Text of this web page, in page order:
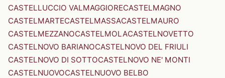
CASTELLUCCIO VALMAGGIORECASTELMAGNO
CASTELMARTECASTELMASSACASTELMAURO
CASTELMEZZANOCASTELMOLACASTELNOVETTO
CASTELNOVO BARIANOCASTELNOVO DEL FRIULI
CASTELNOVO DI SOTTOCASTELNOVO NE' MONTI
CASTELNUOVOCASTELNUOVO BELBO